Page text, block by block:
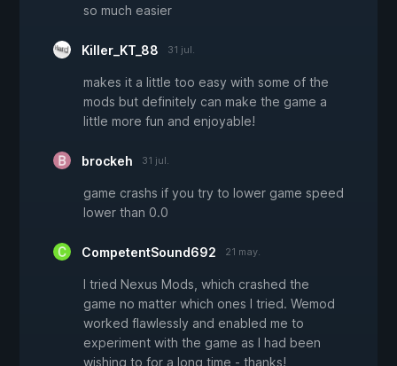
so much easier
Killer_KT_88 31 jul.
makes it a little too easy with some of the
mods but definitely can make the game a
little more fun and enjoyable!
brockeh 31 jul.
game crashs if you try to lower game speed
lower than 0.0
CompetentSound692 21 may.
I tried Nexus Mods, which crashed the
game no matter which ones I tried. Wemod
worked flawlessly and enabled me to
experiment with the game as I had been
wishing to for a long time - thanks!